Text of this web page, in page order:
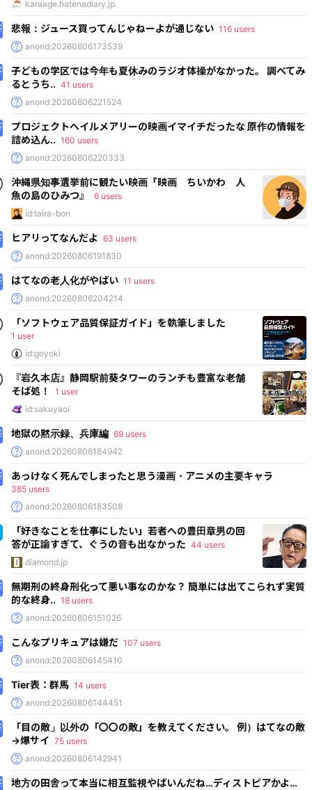
karaage.hatenadiary.jp
悲報：ジュース買ってんじゃねーよが通じない 116 users
anond:20260806173539
子どもの学区では今年も夏休みのラジオ体操がなかった。 調べてみ
るとうち.. 41 users
anond:20260806221524
プロジェクトヘイルメアリーの映画イマイチだったな 原作の情報を
詰め込ん.. 160 users
anond:20260806220333
沖縄県知事選挙前に観たい映画『映画 ちいかわ 人
魚の島のひみつ』
6 users
id:taira-bon
ヒアリってなんだよ 63 users
anond:20260806191830
はてなの老人化がやばい 11 users
anond:20260806204214
「ソフトウェア品質保証ガイド」を執筆しました
1 user
id:goyoki
『岩久本店』静岡駅前葵タワーのランチも豊富な老舗
そば処！
1 user
id:sakuyaoi
地獄の黙示録、兵庫編 69 users
anond:20260806184942
あっけなく死んでしまったと思う漫画・アニメの主要キャラ
385 users
anond:20260806183508
「好きなことを仕事にしたい」若者への豊田章男の回
答が正論すぎて、ぐうの音も出なかった 44 users
diamond.jp
無期刑の終身刑化って悪い事なのかな？ 簡単には出てこられず実質
的な終身.. 18 users
anond:20260806151026
こんなプリキュアは嫌だ 107 users
anond:20260806145410
Tier表：群馬 14 users
anond:20260806144451
「目の敵」以外の「〇〇の敵」を教えてください。 例）はてなの敵
→爆サイ 75 users
anond:20260806142941
地方の田舎って本当に相互監視やばいんだね…ディストピアかよ…